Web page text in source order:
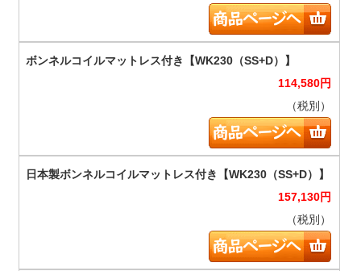
114,580円
（税別）
157,130円
（税別）